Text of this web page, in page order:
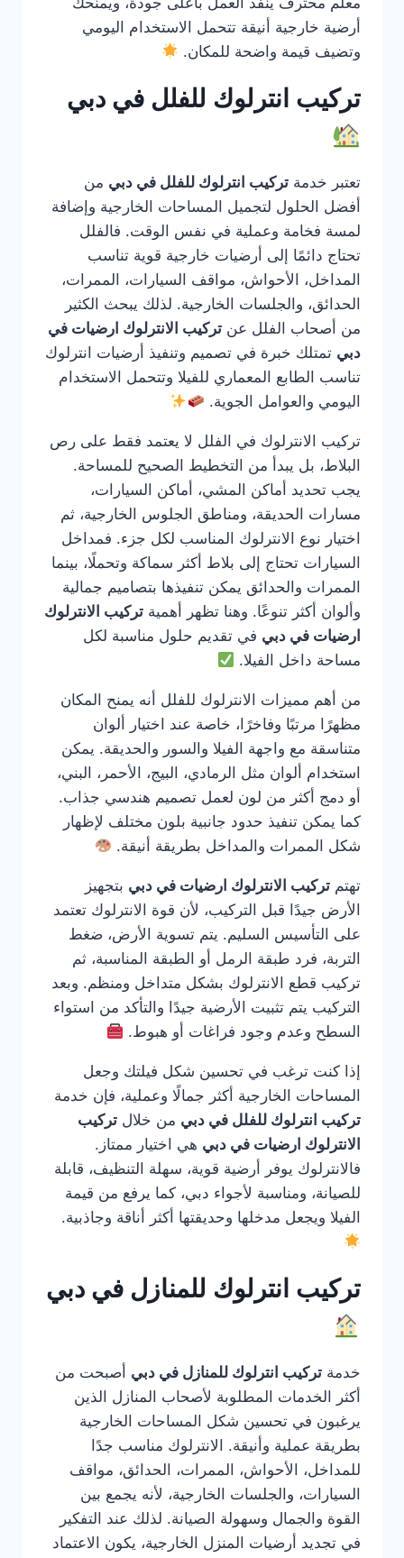
أرضية خارجية أنيقة تتحمل الاستخدام اليومي
وتضيف قيمة واضحة للمكان.
تركيب انترلوك للفلل في دبي
تعتبر خدمة تركيب انترلوك للفلل في دبي من
أفضل الحلول لتجميل المساحات الخارجية وإضافة
لمسة فخامة وعملية في نفس الوقت. فالفلل
تحتاج دائمًا إلى أرضيات خارجية قوية تناسب
المداخل، الأحواش، مواقف السيارات، الممرات،
الحدائق، والجلسات الخارجية. لذلك يبحث الكثير
من أصحاب الفلل عن تركيب الانترلوك ارضيات في
دبي تمتلك خبرة في تصميم وتنفيذ أرضيات انترلوك
تناسب الطابع المعماري للفيلا وتتحمل الاستخدام
اليومي والعوامل الجوية.
تركيب الانترلوك في الفلل لا يعتمد فقط على رص
البلاط، بل يبدأ من التخطيط الصحيح للمساحة.
يجب تحديد أماكن المشي، أماكن السيارات،
مسارات الحديقة، ومناطق الجلوس الخارجية، ثم
اختيار نوع الانترلوك المناسب لكل جزء. فمداخل
السيارات تحتاج إلى بلاط أكثر سماكة وتحملًا، بينما
الممرات والحدائق يمكن تنفيذها بتصاميم جمالية
وألوان أكثر تنوعًا. وهنا تظهر أهمية تركيب الانترلوك
ارضيات في دبي في تقديم حلول مناسبة لكل
مساحة داخل الفيلا.
من أهم مميزات الانترلوك للفلل أنه يمنح المكان
مظهرًا مرتبًا وفاخرًا، خاصة عند اختيار ألوان
متناسقة مع واجهة الفيلا والسور والحديقة. يمكن
استخدام ألوان مثل الرمادي، البيج، الأحمر، البني،
أو دمج أكثر من لون لعمل تصميم هندسي جذاب.
كما يمكن تنفيذ حدود جانبية بلون مختلف لإظهار
شكل الممرات والمداخل بطريقة أنيقة.
تهتم تركيب الانترلوك ارضيات في دبي بتجهيز
الأرض جيدًا قبل التركيب، لأن قوة الانترلوك تعتمد
على التأسيس السليم. يتم تسوية الأرض، ضغط
التربة، فرد طبقة الرمل أو الطبقة المناسبة، ثم
تركيب قطع الانترلوك بشكل متداخل ومنظم. وبعد
التركيب يتم تثبيت الأرضية جيدًا والتأكد من استواء
السطح وعدم وجود فراغات أو هبوط.
إذا كنت ترغب في تحسين شكل فيلتك وجعل
المساحات الخارجية أكثر جمالًا وعملية، فإن خدمة
تركيب انترلوك للفلل في دبي من خلال تركيب
الانترلوك ارضيات في دبي هي اختيار ممتاز.
فالانترلوك يوفر أرضية قوية، سهلة التنظيف، قابلة
للصيانة، ومناسبة لأجواء دبي، كما يرفع من قيمة
الفيلا ويجعل مدخلها وحديقتها أكثر أناقة وجاذبية.
تركيب انترلوك للمنازل في دبي
خدمة تركيب انترلوك للمنازل في دبي أصبحت من
أكثر الخدمات المطلوبة لأصحاب المنازل الذين
يرغبون في تحسين شكل المساحات الخارجية
بطريقة عملية وأنيقة. الانترلوك مناسب جدًا
للمداخل، الأحواش، الممرات، الحدائق، مواقف
السيارات، والجلسات الخارجية، لأنه يجمع بين
القوة والجمال وسهولة الصيانة. لذلك عند التفكير
في تجديد أرضيات المنزل الخارجية، يكون الاعتماد